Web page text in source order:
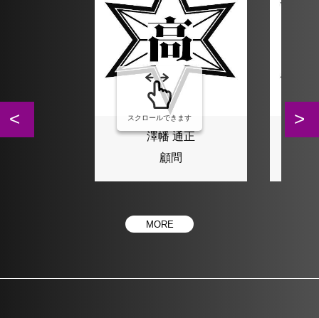
澤幡 通正
顧問
スクロールできます
MORE